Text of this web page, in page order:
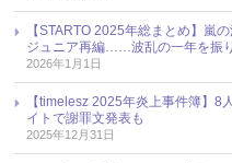
【STARTO 2025年総まとめ】嵐
ジュニア再編……波乱の一年を振
2026年1月1日
【timelesz 2025年炎上事件簿】
イトで謝罪文発表も
2025年12月31日